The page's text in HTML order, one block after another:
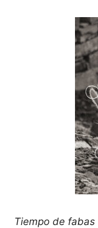
Tiempo de fabas